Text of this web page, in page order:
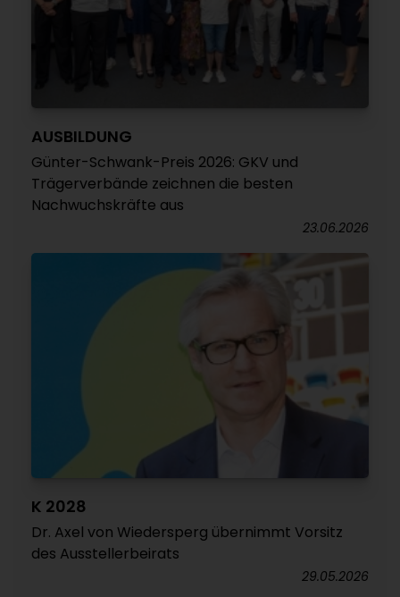
AUSBILDUNG
Günter-Schwank-Preis 2026: GKV und
Trägerverbände zeichnen die besten
Nachwuchskräfte aus
23.06.2026
K 2028
Dr. Axel von Wiedersperg übernimmt Vorsitz
des Ausstellerbeirats
29.05.2026